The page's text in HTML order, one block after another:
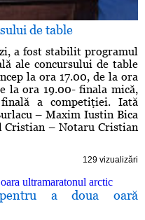
de table
a fost stabilit programul
ale concursului de table
la ora 17.00, de la ora
la ora 19.00- finala mică,
a competiţiei. Iată
– Maxim Iustin Bica
– Notaru Cristian
129 vizualizări
a doua oară